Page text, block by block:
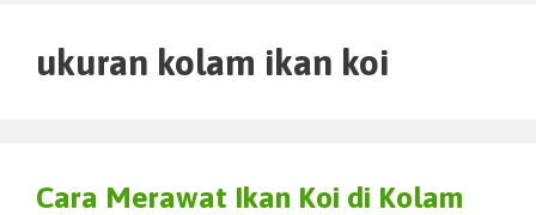
ukuran kolam ikan koi
Cara Merawat Ikan Koi di Kolam